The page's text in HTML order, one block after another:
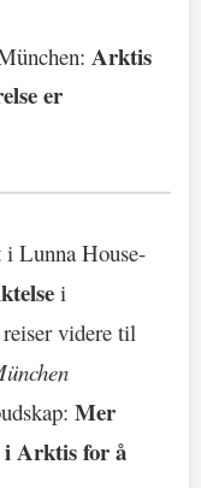
Arktis
er
Lunna House-
i
videre til
Mer
i Arktis for å